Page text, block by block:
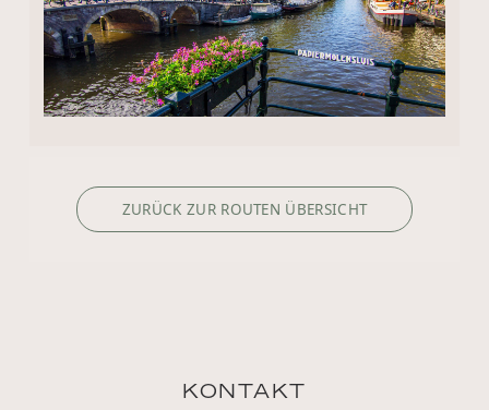
ZURÜCK ZUR ROUTEN ÜBERSICHT
KONTAKT